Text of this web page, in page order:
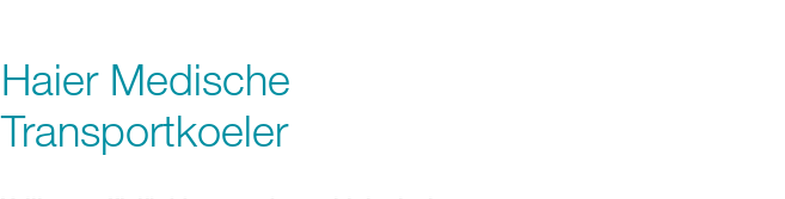
Haier Medische
Transportkoeler